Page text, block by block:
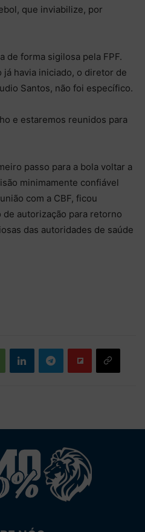
que inviabilize, por
de forma sigilosa pela FPF.
havia iniciado, o diretor de
Santos, não foi específico.
e estaremos reunidos para
passo para a bola voltar a
minimamente confiável
com a CBF, ficou
autorização para retorno
das autoridades de saúde